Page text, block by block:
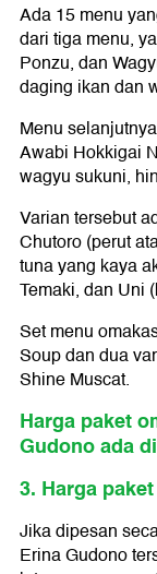
Ada 15 menu
dari tiga menu,
Ponzu, dan
daging ikan dan
Menu
Awabi Hokkigai
wagyu sukuni,
Varian tersebut
Chutoro (perut
tuna yang kaya
Temaki, dan Uni
Set menu
Soup dan dua
Shine Muscat.
Harga paket
Gudono ada
3. Harga
Jika dipesan
Erina Gudono